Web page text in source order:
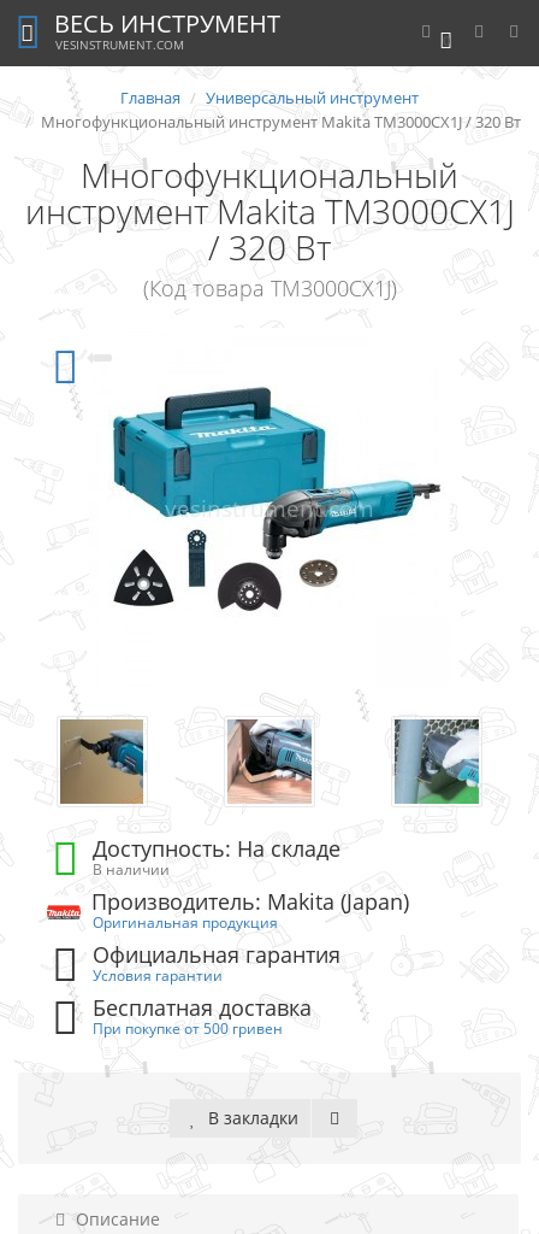
0
ВЕСЬ ИНСТРУМЕНТ
VESINSTRUMENT.COM
Главная
Универсальный инструмент
Многофункциональный инструмент Makita TM3000CX1J / 320 Вт
Многофункциональный
инструмент Makita TM3000CX1J
/ 320 Вт
(Код товара TM3000CX1J)
Доступность: На складе
В наличии
Производитель: Makita (Japan)
Оригинальная продукция
Официальная гарантия
Условия гарантии
Бесплатная доставка
При покупке от 500 гривен
В закладки
Описание